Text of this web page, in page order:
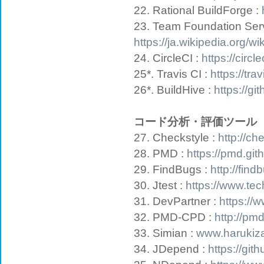
22. Rational BuildForge :
23. Team Foundation
https://ja.wikipedia.org/
24. CircleCI : https://
25*. Travis CI : https://
26*. BuildHive : https://
コード分析・評価ツール
27. Checkstyle : http://
28. PMD : https://
29. FindBugs : http://
30. Jtest : https://
31. DevPartner : https://
32. PMD-CPD : http://
33. Simian :
34. JDepend : https://